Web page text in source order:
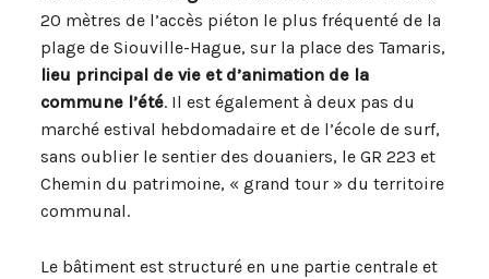
20 mètres de l’accès piéton le plus fréquenté de la
plage de Siouville-Hague, sur la place des Tamaris,
lieu principal de vie et d’animation de la
commune l’été. Il est également à deux pas du
marché estival hebdomadaire et de l’école de surf,
sans oublier le sentier des douaniers, le GR 223 et
Chemin du patrimoine, « grand tour » du territoire
communal.
Le bâtiment est structuré en une partie centrale et